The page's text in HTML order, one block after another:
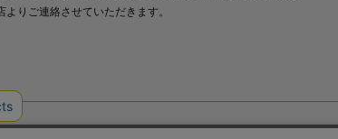
よりご連絡させていただきます。